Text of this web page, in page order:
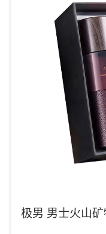
极男 男士火山